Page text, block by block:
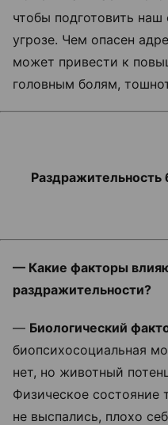
чтобы подготовить
угрозе. Чем опасен
может привести к
головным болям,
Раздражительность
— Какие факторы
раздражительности?
— Биологический
биопсихосоциальная
нет, но животный
Физическое состояние
не выспались, плохо